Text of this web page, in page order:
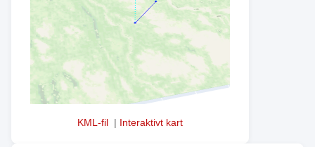
KML-fil | Interaktivt kart